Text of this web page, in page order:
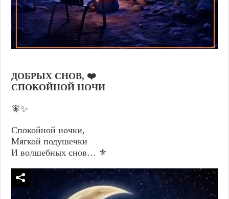
ДОБРЫХ СНОВ, ❤️
СПОКОЙНОЙ НОЧИ
🧚✨
Спокойной ночки,
Мягкой подушечки
И волшебных снов… ⚜️